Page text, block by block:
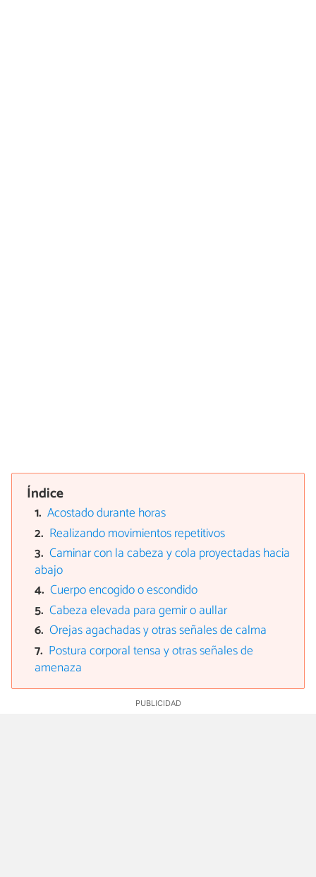
Índice
Acostado durante horas
Realizando movimientos repetitivos
Caminar con la cabeza y cola proyectadas hacia
abajo
Cuerpo encogido o escondido
Cabeza elevada para gemir o aullar
Orejas agachadas y otras señales de calma
Postura corporal tensa y otras señales de
amenaza